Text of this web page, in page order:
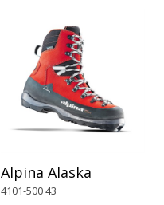
Alpina Alaska
4101-500 43